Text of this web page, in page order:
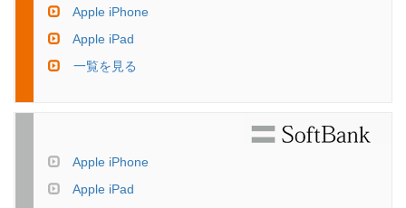
Apple iPhone
Apple iPad
一覧を見る
Apple iPhone
Apple iPad